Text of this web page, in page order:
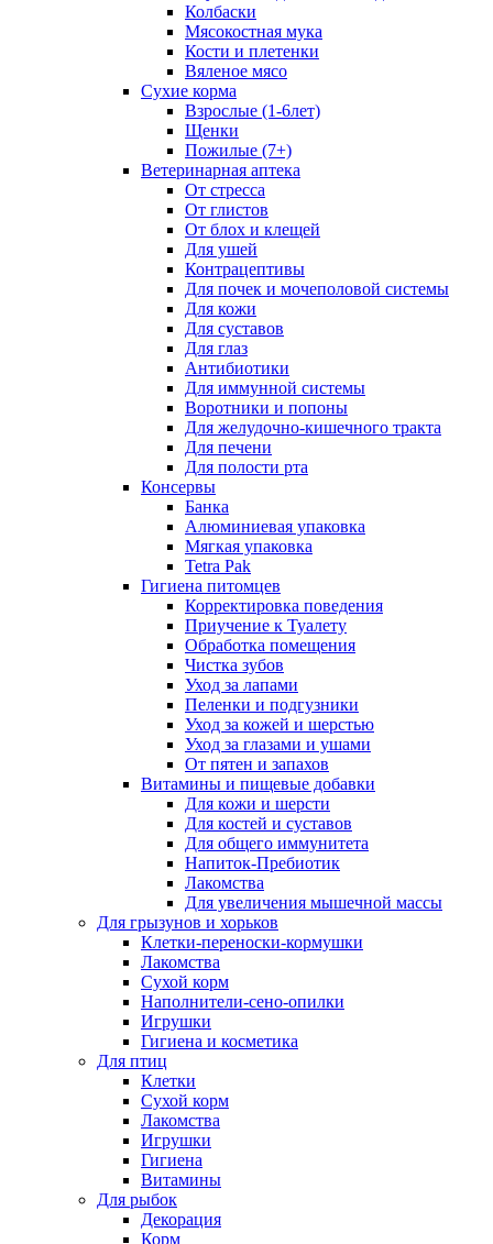
Колбаски
Мясокостная мука
Кости и плетенки
Вяленое мясо
Сухие корма
Взрослые (1-6лет)
Щенки
Пожилые (7+)
Ветеринарная аптека
От стресса
От глистов
От блох и клещей
Для ушей
Контрацептивы
Для почек и мочеполовой системы
Для кожи
Для суставов
Для глаз
Антибиотики
Для иммунной системы
Воротники и попоны
Для желудочно-кишечного тракта
Для печени
Для полости рта
Консервы
Банка
Алюминиевая упаковка
Мягкая упаковка
Tetra Pak
Гигиена питомцев
Корректировка поведения
Приучение к Туалету
Обработка помещения
Чистка зубов
Уход за лапами
Пеленки и подгузники
Уход за кожей и шерстью
Уход за глазами и ушами
От пятен и запахов
Витамины и пищевые добавки
Для кожи и шерсти
Для костей и суставов
Для общего иммунитета
Напиток-Пребиотик
Лакомства
Для увеличения мышечной массы
Для грызунов и хорьков
Клетки-переноски-кормушки
Лакомства
Сухой корм
Наполнители-сено-опилки
Игрушки
Гигиена и косметика
Для птиц
Клетки
Сухой корм
Лакомства
Игрушки
Гигиена
Витамины
Для рыбок
Декорация
Корм